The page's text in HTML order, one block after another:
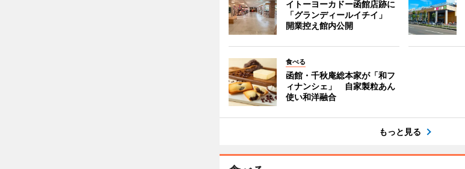
イトーヨーカドー函館店跡に
「グランディールイチイ」
開業控え館内公開
食べる
函館・千秋庵総本家が「和フ
ィナンシェ」 自家製粒あん
使い和洋融合
もっと見る